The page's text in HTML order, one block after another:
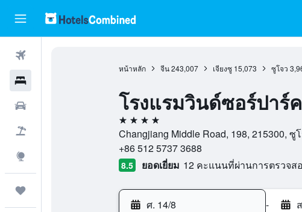
หน้าหลัก จีน 243,007 เจียงซู 15,073 ซูโจว
โรงแรมวินด์ซอร์ปาร์
4 ดาว
Changjiang Middle Road, 198, 215300, ซู
+86 512 5737 3688
8.5 ยอดเยี่ยม 12 คะแนนที่ผ่านการตรวจส
ศ. 14/8 -